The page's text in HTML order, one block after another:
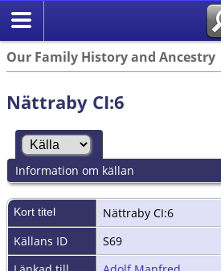
Our Family History and Ancestry
Nättraby CI:6
Information om källan
Kort titel
Nättraby CI:6
Källans ID
S69